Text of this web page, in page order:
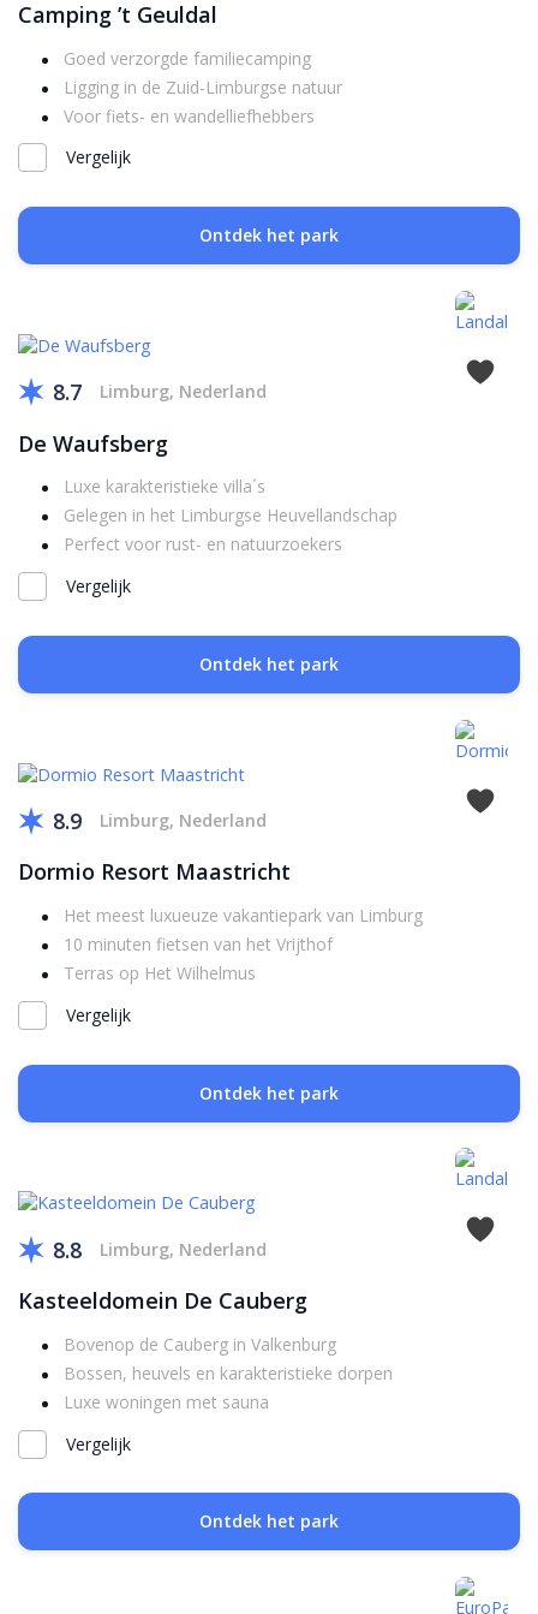
Camping ’t Geuldal
Goed verzorgde familiecamping
Ligging in de Zuid-Limburgse natuur
Voor fiets- en wandelliefhebbers
Vergelijk
Ontdek het park
8.7 Limburg, Nederland
De Waufsberg
Luxe karakteristieke villa´s
Gelegen in het Limburgse Heuvellandschap
Perfect voor rust- en natuurzoekers
Vergelijk
Ontdek het park
8.9 Limburg, Nederland
Dormio Resort Maastricht
Het meest luxueuze vakantiepark van Limburg
10 minuten fietsen van het Vrijthof
Terras op Het Wilhelmus
Vergelijk
Ontdek het park
8.8 Limburg, Nederland
Kasteeldomein De Cauberg
Bovenop de Cauberg in Valkenburg
Bossen, heuvels en karakteristieke dorpen
Luxe woningen met sauna
Vergelijk
Ontdek het park